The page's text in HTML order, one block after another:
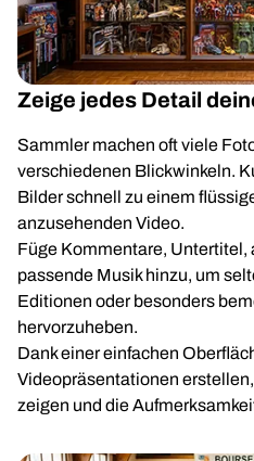
Zeige jedes Detail
Sammler machen oft viele
verschiedenen Blickwinkeln.
Bilder schnell zu einem
anzusehenden Video.
Füge Kommentare, Untertitel,
passende Musik hinzu, um
Editionen oder besonders
hervorzuheben.
Dank einer einfachen
Videopräsentationen
zeigen und die